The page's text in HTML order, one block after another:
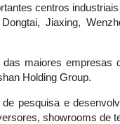
centros
Jiaxing,
maiores empresas
Holding Group.
pesquisa e
showrooms de